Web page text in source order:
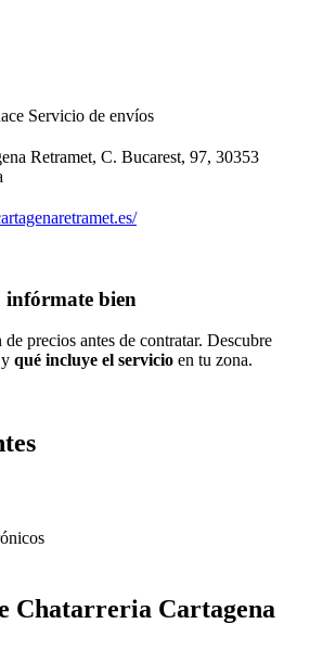
Servicio de envíos
Retramet, C. Bucarest, 97, 30353
infórmate bien
precios antes de contratar. Descubre
y qué incluye el servicio en tu zona.
Chatarreria Cartagena